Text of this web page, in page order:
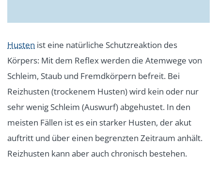
Husten ist eine natürliche Schutzreaktion des
Körpers: Mit dem Reflex werden die Atemwege von
Schleim, Staub und Fremdkörpern befreit. Bei
Reizhusten (trockenem Husten) wird kein oder nur
sehr wenig Schleim (Auswurf) abgehustet. In den
meisten Fällen ist es ein starker Husten, der akut
auftritt und über einen begrenzten Zeitraum anhält.
Reizhusten kann aber auch chronisch bestehen.